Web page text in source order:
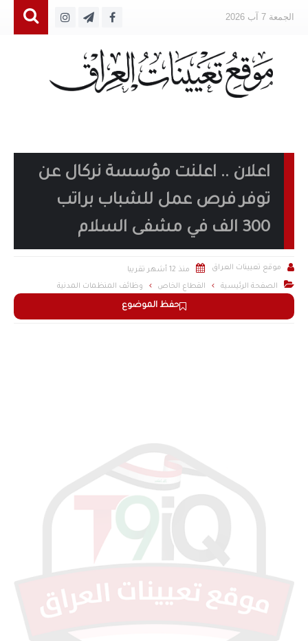
الجمعة 7 آب 2026
اعلان .. اعلنت مؤسسة نركال عن
توفر فرص عمل للشباب براتب
300 الف في مشفى السلام
حفظ الموضوع
 موقع تعيينات العراق  منذ 12 أشهر تقريبا
 الصفحة الرئيسية القطاع الخاص وظائف المنظمات المدنية